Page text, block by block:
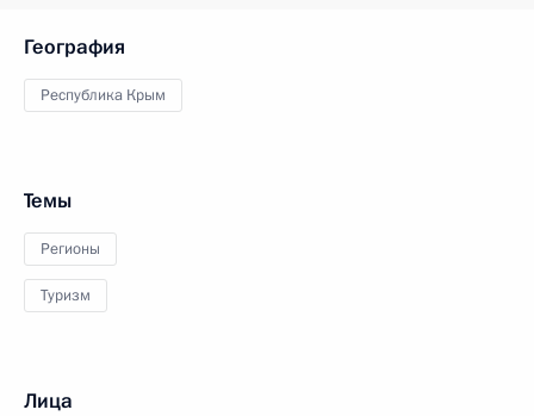
География
Республика Крым
Темы
Регионы
Туризм
Лица